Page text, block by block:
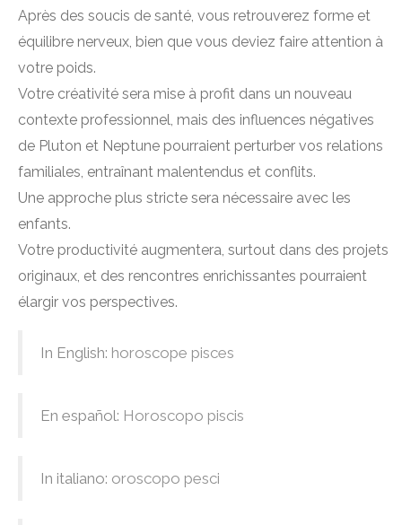
Après des soucis de santé, vous retrouverez forme et
équilibre nerveux, bien que vous deviez faire attention à
votre poids.
Votre créativité sera mise à profit dans un nouveau
contexte professionnel, mais des influences négatives
de Pluton et Neptune pourraient perturber vos relations
familiales, entraînant malentendus et conflits.
Une approche plus stricte sera nécessaire avec les
enfants.
Votre productivité augmentera, surtout dans des projets
originaux, et des rencontres enrichissantes pourraient
élargir vos perspectives.
In English: horoscope pisces
En español: Horoscopo piscis
In italiano: oroscopo pesci